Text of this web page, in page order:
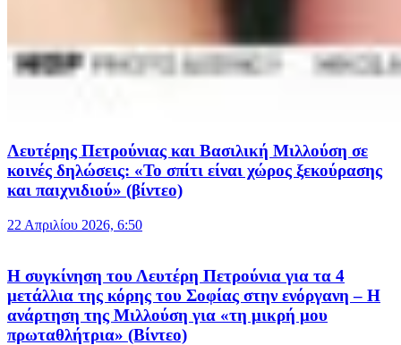
Λευτέρης Πετρούνιας και Βασιλική Μιλλούση σε
κοινές δηλώσεις: «Το σπίτι είναι χώρος ξεκούρασης
και παιχνιδιού» (βίντεο)
22 Απριλίου 2026, 6:50
Η συγκίνηση του Λευτέρη Πετρούνια για τα 4
μετάλλια της κόρης του Σοφίας στην ενόργανη – Η
ανάρτηση της Μιλλούση για «τη μικρή μου
πρωταθλήτρια» (Βίντεο)